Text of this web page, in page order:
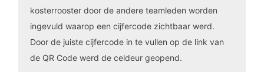
kosterrooster door de andere teamleden worden
ingevuld waarop een cijfercode zichtbaar werd.
Door de juiste cijfercode in te vullen op de link van
de QR Code werd de celdeur geopend.